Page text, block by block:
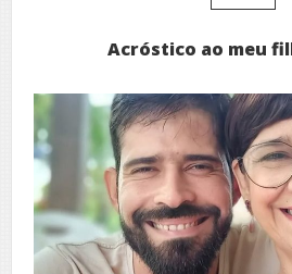
Acróstico ao meu